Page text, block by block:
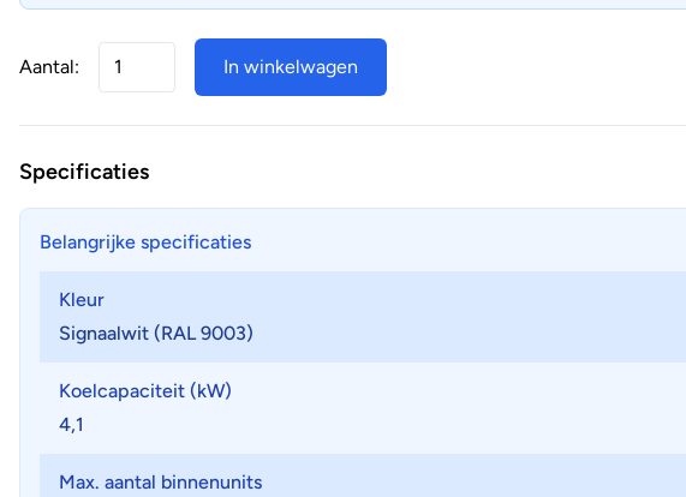
Aantal: In winkelwagen
Specificaties
Belangrijke specificaties
Kleur
Signaalwit (RAL 9003)
Koelcapaciteit (kW)
4,1
Max. aantal binnenunits